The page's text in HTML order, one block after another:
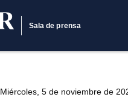
Sala de prensa
Miércoles, 5 de noviembre de